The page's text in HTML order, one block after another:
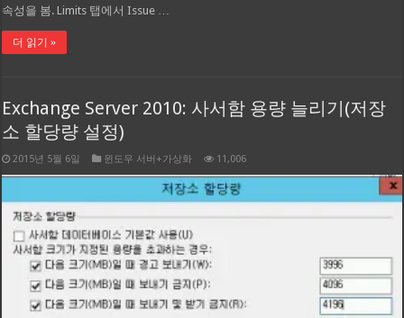
속성을 봄. Limits 탭에서 Issue …
더 읽기 »
Exchange Server 2010: 사서함 용량 늘리기(저장
소 할당량 설정)
2015년 5월 6일 윈도우 서버+가상화 11,006